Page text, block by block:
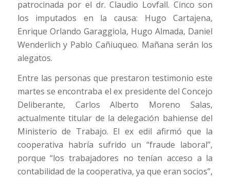
patrocinada por el dr. Claudio Lovfall. Cinco son
los imputados en la causa: Hugo Cartajena,
Enrique Orlando Garaggiola, Hugo Almada, Daniel
Wenderlich y Pablo Cañiuqueo. Mañana serán los
alegatos.
Entre las personas que prestaron testimonio este
martes se encontraba el ex presidente del Concejo
Deliberante, Carlos Alberto Moreno Salas,
actualmente titular de la delegación bahiense del
Ministerio de Trabajo. El ex edil afirmó que la
cooperativa habría sufrido un “fraude laboral”,
porque “los trabajadores no tenían acceso a la
contabilidad de la cooperativa, ya que eran socios”,